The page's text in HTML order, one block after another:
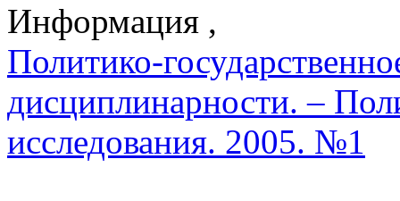
Информация ,
Политико-
дисциплинарности. –
исследования. 2005. №1